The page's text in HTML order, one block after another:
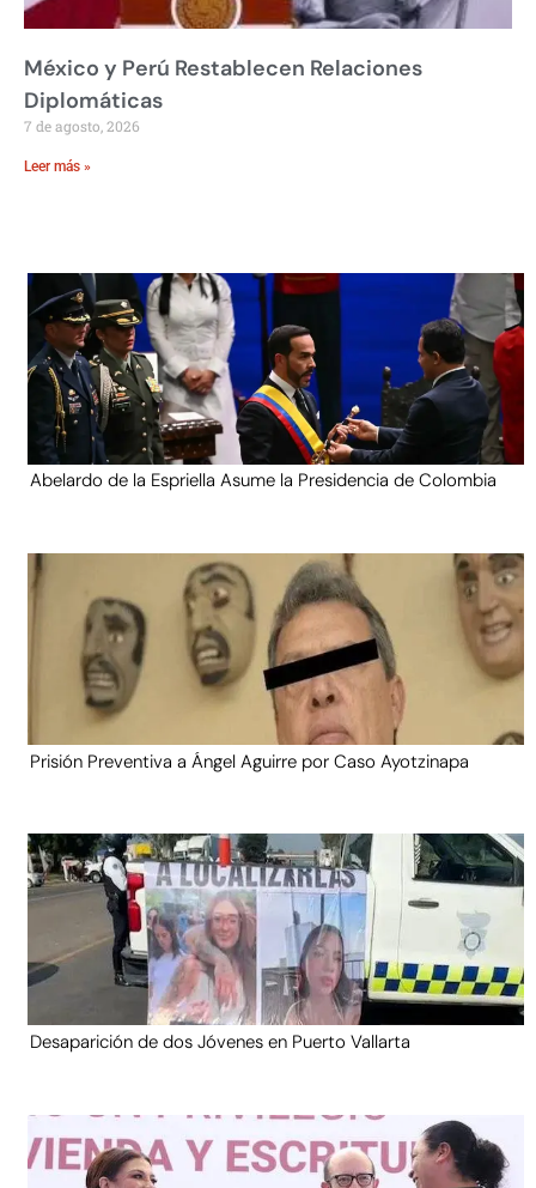
México y Perú Restablecen Relaciones
Diplomáticas
7 de agosto, 2026
Leer más »
Abelardo de la Espriella Asume la Presidencia de Colombia
Prisión Preventiva a Ángel Aguirre por Caso Ayotzinapa
Desaparición de dos Jóvenes en Puerto Vallarta